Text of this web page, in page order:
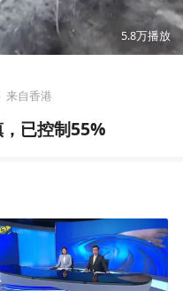
02:02
5.8万播放
来自香港
已控制55%